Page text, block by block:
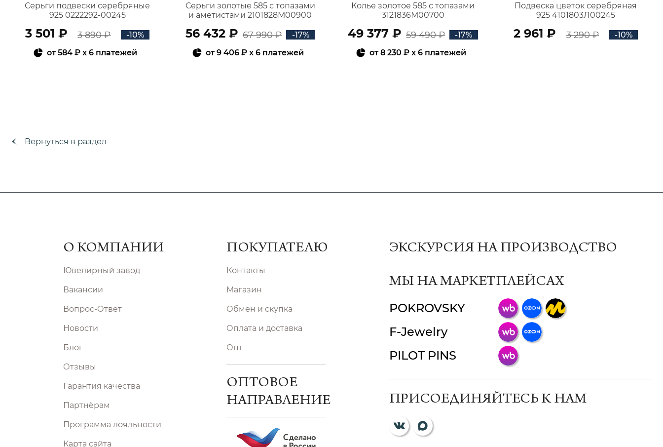
Серьги подвески серебряные
925 0222292-00245
3 501 ₽ 3 890 ₽
-10%
от584 ₽ x 6 платежей
Серьги золотые 585 с топазами
и аметистами 2101828М00900
56 432 ₽ 67 990 ₽
-17%
от9 406 ₽ x 6 платежей
Колье золотое 585 с топазами
3121836М00700
49 377 ₽ 59 490 ₽
-17%
от8 230 ₽x 6 платежей
Подвеска цветок серебряная
925 4101803Л00245
2 961 ₽ 3 290 ₽ -10%
Вернуться в раздел
О КОМПАНИИ
Ювелирный завод
Вакансии
Вопрос-Ответ
Новости
Блог
Отзывы
Гарантия качества
Партнёрам
Программа лояльности
Карта сайта
ПОКУПАТЕЛЮ
Контакты
Магазин
Обмен и скупка
Оплата и доставка
Опт
ОПТОВОЕ
НАПРАВЛЕНИЕ
ЭКСКУРСИЯ НА ПРОИЗВОДСТВО
МЫ НА МАРКЕТПЛЕЙСАХ
POKROVSKY
F-Jewelry
PILOT PINS
ПРИСОЕДИНЯЙТЕСЬ К НАМ
ChatApp
мессенджер!